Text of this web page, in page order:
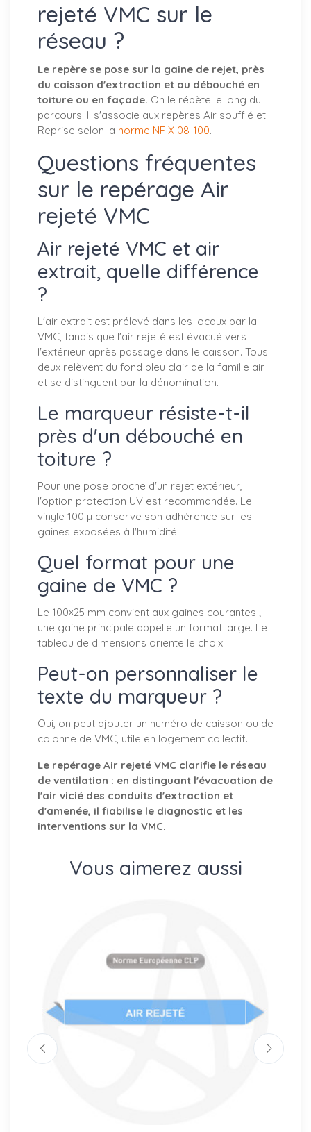
rejeté VMC sur le
réseau ?
Le repère se pose sur la gaine de rejet, près
du caisson d'extraction et au débouché en
toiture ou en façade. On le répète le long du
parcours. Il s'associe aux repères Air soufflé et
Reprise selon la norme NF X 08-100.
Questions fréquentes
sur le repérage Air
rejeté VMC
Air rejeté VMC et air
extrait, quelle différence
?
L'air extrait est prélevé dans les locaux par la
VMC, tandis que l'air rejeté est évacué vers
l'extérieur après passage dans le caisson. Tous
deux relèvent du fond bleu clair de la famille air
et se distinguent par la dénomination.
Le marqueur résiste-t-il
près d'un débouché en
toiture ?
Pour une pose proche d'un rejet extérieur,
l'option protection UV est recommandée. Le
vinyle 100 µ conserve son adhérence sur les
gaines exposées à l'humidité.
Quel format pour une
gaine de VMC ?
Le 100×25 mm convient aux gaines courantes ;
une gaine principale appelle un format large. Le
tableau de dimensions oriente le choix.
Peut-on personnaliser le
texte du marqueur ?
Oui, on peut ajouter un numéro de caisson ou de
colonne de VMC, utile en logement collectif.
Le repérage Air rejeté VMC clarifie le réseau
de ventilation : en distinguant l'évacuation de
l'air vicié des conduits d'extraction et
d'amenée, il fiabilise le diagnostic et les
interventions sur la VMC.
Vous aimerez aussi